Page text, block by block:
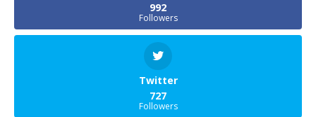
992
Followers
Twitter
727
Followers